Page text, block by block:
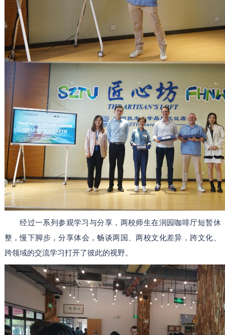
经过一系列参观学习与分享，两校师生在润园咖啡厅短暂休
整，慢下脚步，分享体会，畅谈两国、两校文化差异，跨文化、
跨领域的交流学习打开了彼此的视野。